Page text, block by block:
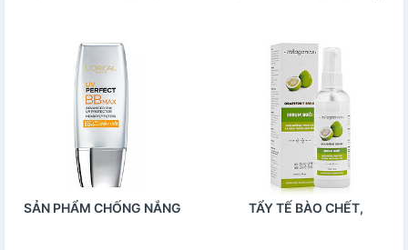
SẢN PHẨM CHỐNG NẮNG
TẨY TẾ BÀO CHẾT,